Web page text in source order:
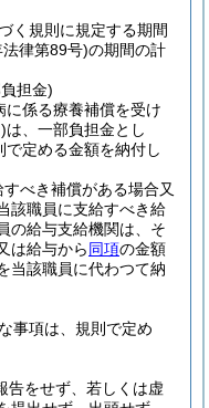
く規則に規定する期間
律第89号)の期間の計
担金)
係る療養補償を受け
は、一部負担金とし
定める金額を納付し
べき補償がある場合又
該職員に支給すべき給
の給与支給機関は、そ
は給与から同項の金額
当該職員に代わつて納
事項は、規則で定め
告をせず、若しくは虚